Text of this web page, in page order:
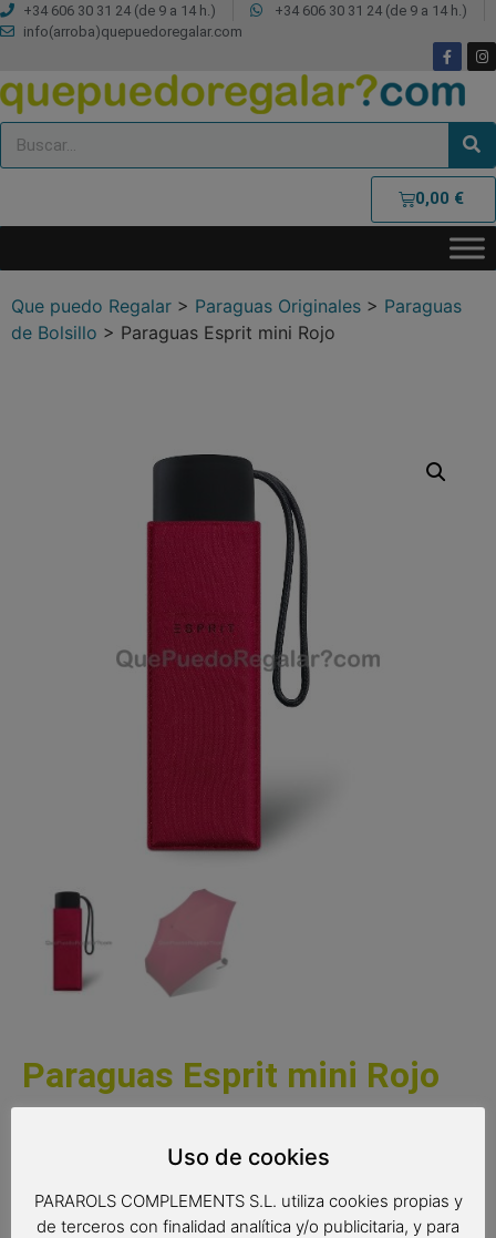
+34 606 30 31 24 (de 9 a 14 h.)
+34 606 30 31 24 (de 9 a 14 h.)
info(arroba)quepuedoregalar.com
0,00 €
Que puedo Regalar > Paraguas Originales > Paraguas
de Bolsillo > Paraguas Esprit mini Rojo
Paraguas Esprit mini Rojo
plegable ideal para transportar en el bolso/bolsillo gracias
varillas antiviento y su tejido es extraresistente.
Uso de cookies
PARAROLS COMPLEMENTS S.L. utiliza cookies propias y
de terceros con finalidad analítica y/o publicitaria, y para